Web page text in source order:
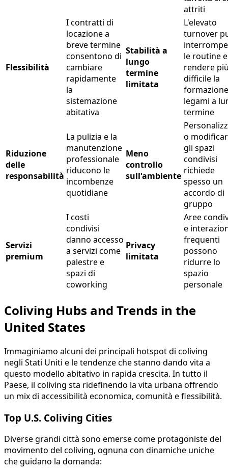
attriti
Flessibilità
I contratti di
locazione a
breve termine
consentono di
cambiare
rapidamente
la
sistemazione
abitativa
Stabilità a
lungo
termine
limitata
L'elevato
turnover
le routine e
rendere
difficile la
legami a
termine
Riduzione
delle
responsabilità
La pulizia e la
manutenzione
professionale
riducono le
incombenze
quotidiane
Meno
controllo
sull'ambiente
o
gli spazi
condivisi
richiede
spesso un
accordo di
gruppo
Servizi
premium
I costi
condivisi
danno accesso
a servizi come
palestre e
spazi di
coworking
Privacy
limitata
Aree
e
frequenti
possono
ridurre lo
spazio
personale
Coliving Hubs and Trends in the
United States
Immaginiamo alcuni dei principali hotspot di coliving
negli Stati Uniti e le tendenze che stanno dando vita a
questo modello abitativo in rapida crescita. In tutto il
Paese, il coliving sta ridefinendo la vita urbana offrendo
un mix di accessibilità economica, comunità e flessibilità.
Top U.S. Coliving Cities
Diverse grandi città sono emerse come protagoniste del
movimento del coliving, ognuna con dinamiche uniche
che guidano la domanda: